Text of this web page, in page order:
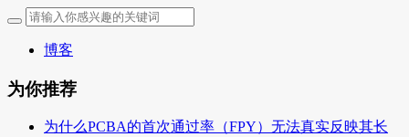
博客
为你推荐
为什么PCBA的首次通过率（FPY）无法真实反映其长